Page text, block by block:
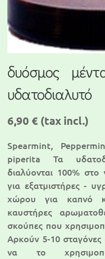
δυόσμος
υδατοδιαλυτό
6,90 € (tax incl.)
Spearmint,
piperita Τα
διαλύονται 100% στο
για εξατμιστήρες -
χώρου για καπνό
καυστήρες
σκούπες που
Αρκούν 5-10
να το